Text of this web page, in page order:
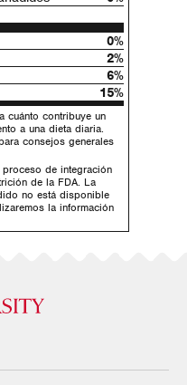
0%
2%
6%
15%
cuánto contribuye un
a una dieta diaria.
consejos generales
proceso de integración
de la FDA. La
no está disponible
la información